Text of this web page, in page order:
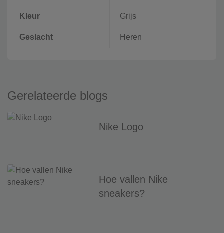
Kleur Grijs
Geslacht Heren
Gerelateerde blogs
Nike Logo
Hoe vallen Nike
sneakers?